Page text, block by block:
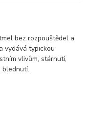
bez rozpouštědel a
vydává typickou
vlivům, stárnutí,
blednutí.